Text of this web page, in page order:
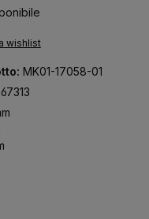
wishlist
MK01-17058-01